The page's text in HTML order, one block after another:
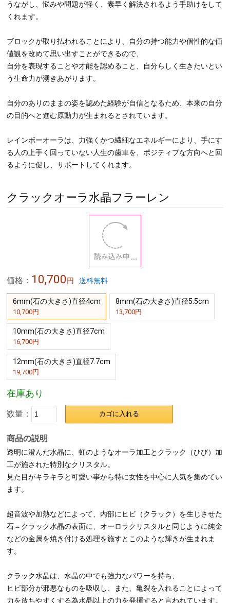
○潜在能力の開花
○自己表現力の強化
○価値観の変容
○宇宙意識と繋げやすくする
レインボーオーラの高い周波数のエネルギーは、部屋などの環境
うながし、悩みや問題が軽く、素早く解決されるよう手助けをして
くれます。
ブロックが取り払われることにより、自分の持つ能力や個性的な価
値観を改めて思い出すことができるので、
自分を表現することや才能を認めること、自分らしく生きたいとい
自分のありのままの姿を認めた経験が自信となるため、本来の自分
の目的へと進む原動力が生まれるとされています。
レインボーオーラは、力強くかつ繊細なエネルギーにより、手にす
る人の上手く回っていない人生の歯車を、ポジティブな方向へと回
るように促し、サポートしてくれます。
クラックオーラ水晶フラーレン
価格： 10,700
10,700円 13,700円
10mm(石の大きさ)直径7cm
19,700円
在庫あり